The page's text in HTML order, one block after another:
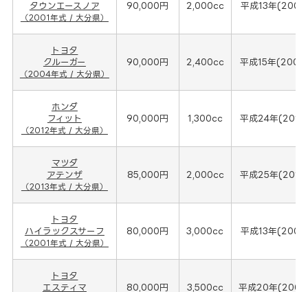
タウンエースノア
（2001年式 / 大分県）
90,000円 2,000cc 平成13年(2001
トヨタ
クルーガー
（2004年式 / 大分県）
90,000円 2,400cc 平成15年(2004
ホンダ
フィット
（2012年式 / 大分県）
90,000円 1,300cc 平成24年(2012
マツダ
アテンザ
（2013年式 / 大分県）
85,000円 2,000cc 平成25年(2013
トヨタ
ハイラックスサーフ
（2001年式 / 大分県）
80,000円 3,000cc 平成13年(2001
トヨタ
エスティマ
80,000円 3,500cc 平成20年(2008